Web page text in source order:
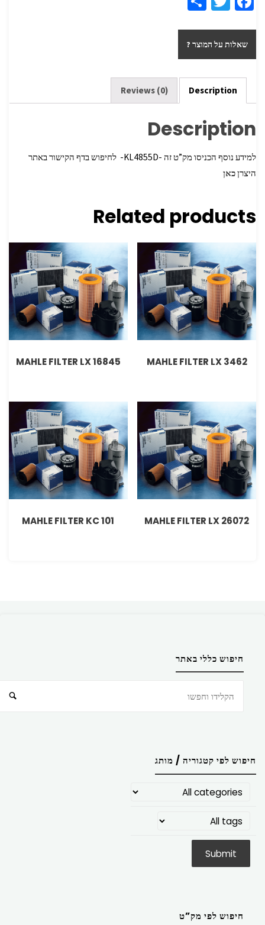
b
o
o
k
tt
er
ar
e
שאלות על המוצר ?
Description
Reviews (0)
Description
למידע נוסף הכניסו מק”ט זה -KL4855D- לחיפוש בדף הקישור באתר
היצרןכאן
Related products
MAHLE FILTER LX 3462
MAHLE FILTER LX 16845
MAHLE FILTER LX 26072
MAHLE FILTER KC 101
חיפוש כללי באתר
חיפוש לפי קטגוריה / מותג
חיפוש לפי מק”ט